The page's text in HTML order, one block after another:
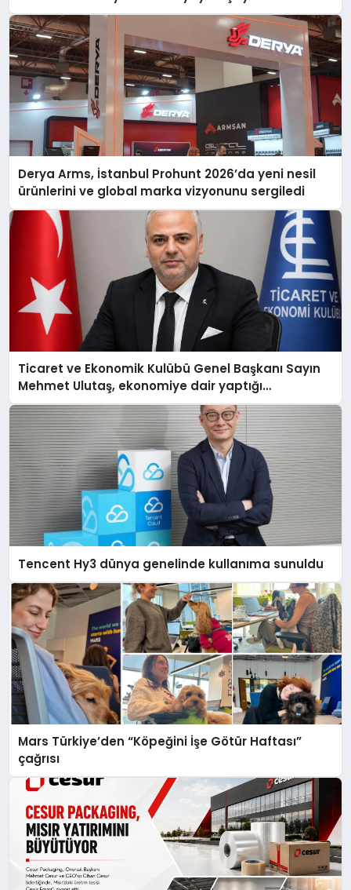
Derya Arms, İstanbul Prohunt 2026’da yeni nesil
ürünlerini ve global marka vizyonunu sergiledi
Ticaret ve Ekonomik Kulübü Genel Başkanı Sayın
Mehmet Ulutaş, ekonomiye dair yaptığı
açıklamada şunları kaydetti:
Tencent Hy3 dünya genelinde kullanıma sunuldu
Mars Türkiye’den “Köpeğini İşe Götür Haftası”
çağrısı